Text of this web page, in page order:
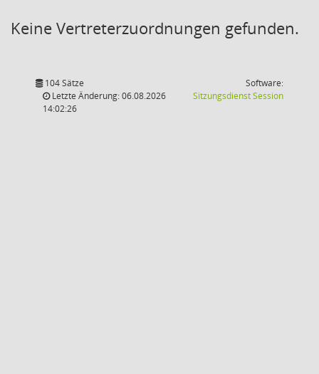
Keine Vertreterzuordnungen gefunden.
104 Sätze
Letzte Änderung: 06.08.2026
14:02:26
Software:
SitzungsdienstSession(Wird in